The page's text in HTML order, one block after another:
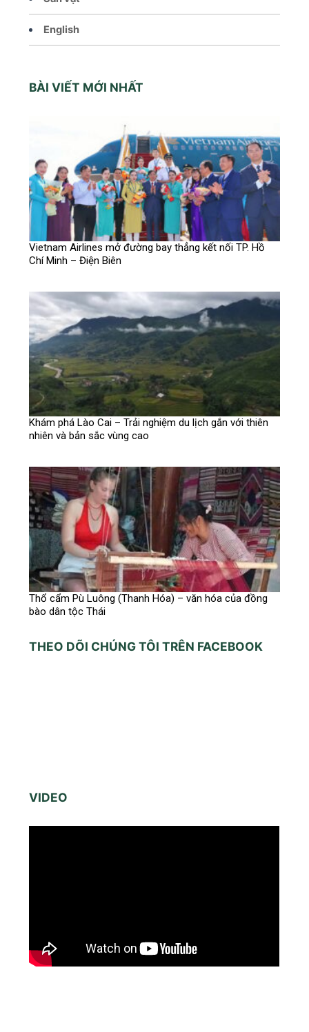
English
BÀI VIẾT MỚI NHẤT
Vietnam Airlines mở đường bay thẳng kết nối TP. Hồ
Chí Minh – Điện Biên
Khám phá Lào Cai – Trải nghiệm du lịch gắn với thiên
nhiên và bản sắc vùng cao
Thổ cẩm Pù Luông (Thanh Hóa) – văn hóa của đồng
bào dân tộc Thái
THEO DÕI CHÚNG TÔI TRÊN FACEBOOK
VIDEO